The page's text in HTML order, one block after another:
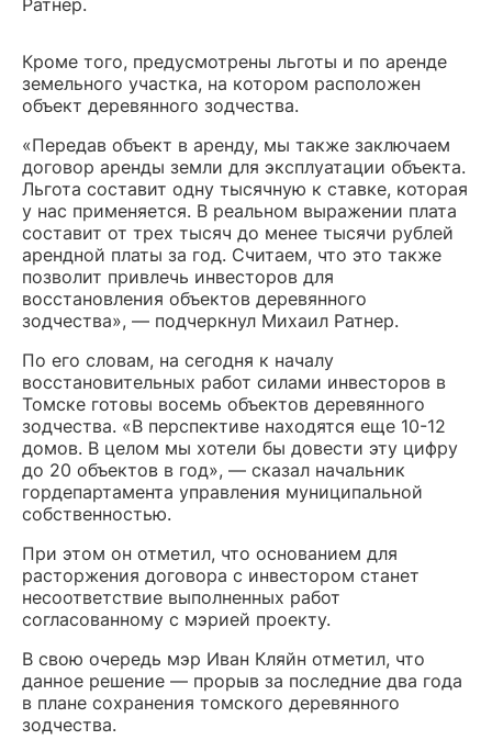
Ратнер.
Кроме того, предусмотрены льготы и по аренде
земельного участка, на котором расположен
объект деревянного зодчества.
«Передав объект в аренду, мы также заключаем
договор аренды земли для эксплуатации объекта.
Льгота составит одну тысячную к ставке, которая
у нас применяется. В реальном выражении плата
составит от трех тысяч до менее тысячи рублей
арендной платы за год. Считаем, что это также
позволит привлечь инвесторов для
восстановления объектов деревянного
зодчества», — подчеркнул Михаил Ратнер.
По его словам, на сегодня к началу
восстановительных работ силами инвесторов в
Томске готовы восемь объектов деревянного
зодчества. «В перспективе находятся еще 10-12
домов. В целом мы хотели бы довести эту цифру
до 20 объектов в год», — сказал начальник
гордепартамента управления муниципальной
собственностью.
При этом он отметил, что основанием для
расторжения договора с инвестором станет
несоответствие выполненных работ
согласованному с мэрией проекту.
В свою очередь мэр Иван Кляйн отметил, что
данное решение — прорыв за последние два года
в плане сохранения томского деревянного
зодчества.